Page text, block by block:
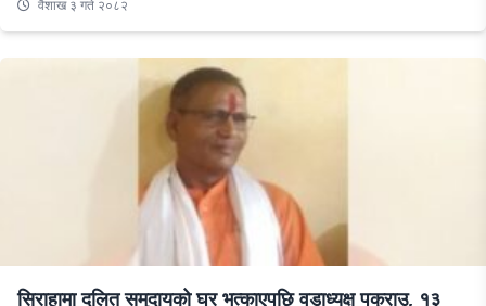
वैशाख ३ गते २०८२
सिराहामा दलित समुदायको घर भत्काएपछि वडाध्यक्ष पक्राउ, १३